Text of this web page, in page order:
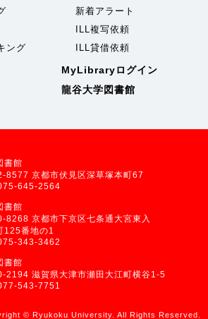
ング
新着アラート
ILL複写依頼
ILL貸借依頼
MyLibraryログイン
龍谷大学図書館
書館
8577 京都市伏見区深草塚本町67
645-2564
書館
8268 京都市下京区七条通大宮東入
125番地の1
343-3462
書館
2194 滋賀県大津市瀬田大江町横谷1-5
543-7751
© Ryukoku University. All Rights Reserved.